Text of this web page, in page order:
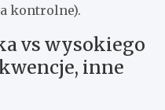
kontrolne).
vs wysokiego
inne